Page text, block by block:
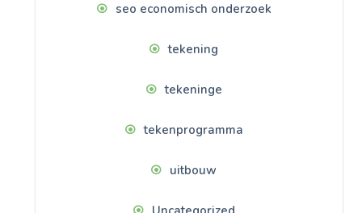
seo economisch onderzoek
tekening
tekeninge
tekenprogramma
uitbouw